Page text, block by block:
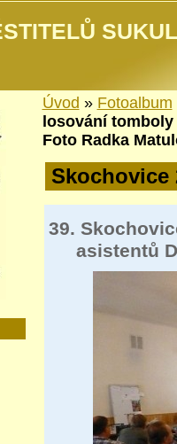
Úvod » Fotoalbum
losování
Foto Radka
Skochovice
39.
asistentů